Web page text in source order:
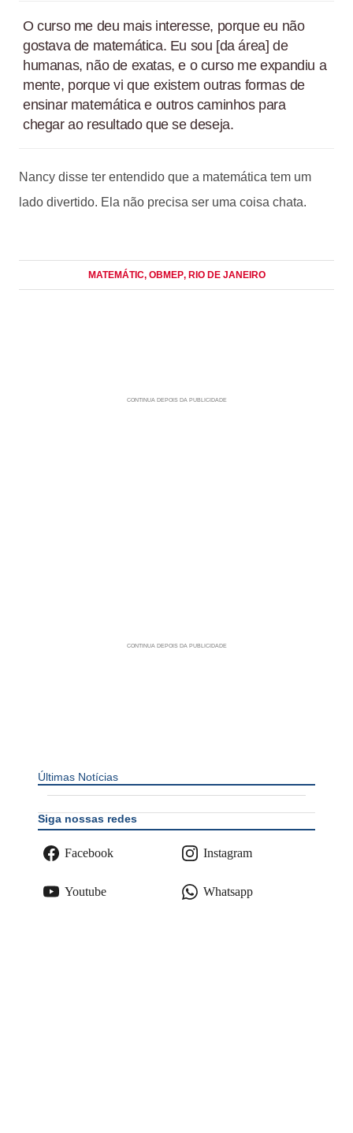
O curso me deu mais interesse, porque eu não
gostava de matemática. Eu sou [da área] de
humanas, não de exatas, e o curso me expandiu a
mente, porque vi que existem outras formas de
ensinar matemática e outros caminhos para
chegar ao resultado que se deseja.
Nancy disse ter entendido que a matemática tem um
lado divertido. Ela não precisa ser uma coisa chata.
MATEMÁTIC, OBMEP, RIO DE JANEIRO
Últimas Notícias
Siga nossas redes
Facebook Instagram
Youtube Whatsapp